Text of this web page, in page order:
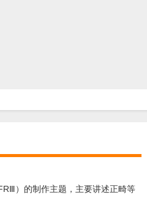
）的制作主题，主要讲述正畸等